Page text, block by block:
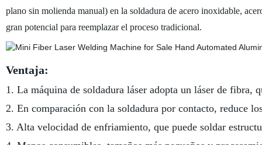
plano sin molienda manual) en la soldadura de acero inoxidable,
gran potencial para reemplazar el proceso tradicional.
Ventaja:
1. La máquina de soldadura láser adopta un láser de
2. En comparación con la soldadura por contacto, reduce
3. Alta velocidad de enfriamiento, que puede soldar